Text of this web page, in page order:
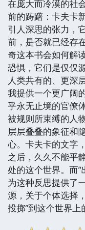
在庞大而冷漠的社
前的踌躇：卡夫卡
引人深思的张力，
前，是否就已经存
奇这本书会如何解
恐惧，它们是仅仅
人类共有的、更深
我提供一个更广阔
乎永无止境的官僚
被规则所束缚的人
层层叠叠的象征和
心。卡夫卡的文字
之后，久久不能平
处的这个世界。而
为这种反思提供了
源，关于个体选择
投掷”到这个世界上